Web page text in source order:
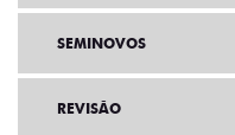
SEMINOVOS
REVISÃO